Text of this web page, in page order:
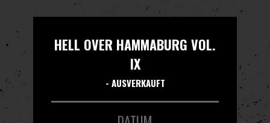
HELL OVER HAMMABURG VOL.
IX
- AUSVERKAUFT